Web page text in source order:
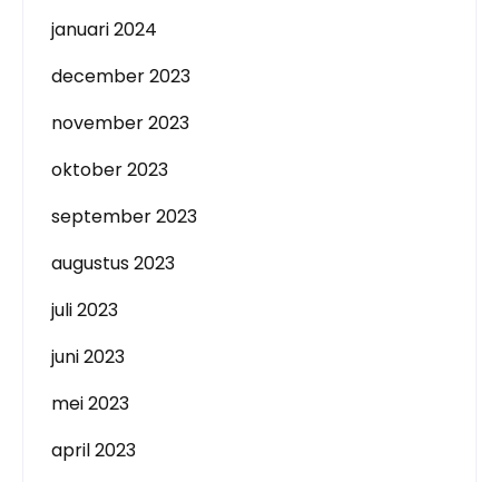
januari 2024
december 2023
november 2023
oktober 2023
september 2023
augustus 2023
juli 2023
juni 2023
mei 2023
april 2023